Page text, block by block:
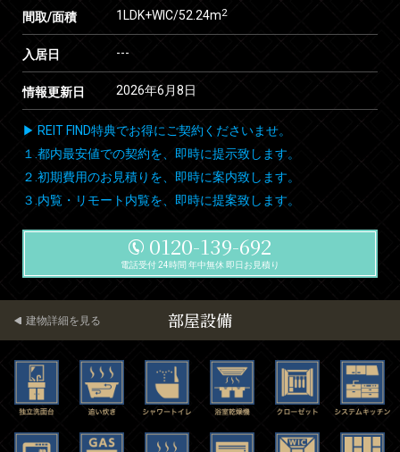
間取/面積 1LDK+WIC/52.24m2
入居日 ---
情報更新日 2026年6月8日
▶ REIT FIND特典でお得にご契約くださいませ。
１.都内最安値での契約を、即時に提示致します。
２.初期費用のお見積りを、即時に案内致します。
３.内覧・リモート内覧を、即時に提案致します。
0120-139-692
電話受付 24時間 年中無休 即日お見積り
部屋設備
建物詳細を見る